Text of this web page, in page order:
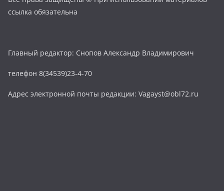
ссылка обязательна
Главный редактор: Снопов Александр Владимирович
телефон 8(34539)23-4-70
Адрес электронной почты редакции: Vagayst@obl72.ru